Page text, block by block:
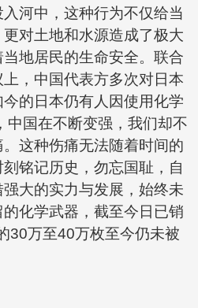
河中，这种行为不仅给当
对土地和水源造成了极大
地居民的生命安全。联合
，中国代表方多次对日本
的日本仍有人因使用化学
中国在不断变强，我们却不
这种伤痛无法随着时间的
铭记历史，勿忘国耻，自
大的实力与发展，始终未
化学武器，截至今日已销
30万至40万枚至今仍未被